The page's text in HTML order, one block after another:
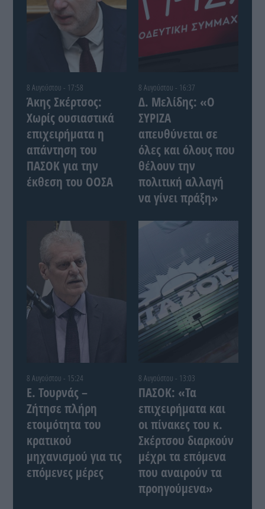
8 Αυγούστου - 17:58
Άκης Σκέρτσος:
Χωρίς ουσιαστικά
επιχειρήματα η
απάντηση του
ΠΑΣΟΚ για την
έκθεση του ΟΟΣΑ
8 Αυγούστου - 16:37
Δ. Μελίδης: «Ο
ΣΥΡΙΖΑ
απευθύνεται σε
όλες και όλους που
θέλουν την
πολιτική αλλαγή
να γίνει πράξη»
8 Αυγούστου - 15:24
Ε. Τουρνάς –
Ζήτησε πλήρη
ετοιμότητα του
κρατικού
μηχανισμού για τις
επόμενες μέρες
8 Αυγούστου - 13:03
ΠΑΣΟΚ: «Τα
επιχειρήματα και
οι πίνακες του κ.
Σκέρτσου διαρκούν
μέχρι τα επόμενα
που αναιρούν τα
προηγούμενα»